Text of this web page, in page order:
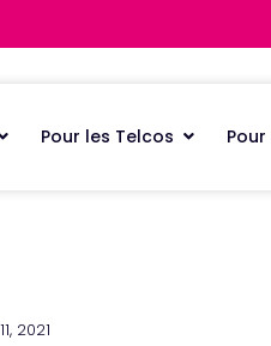
Pour les Telcos
2021